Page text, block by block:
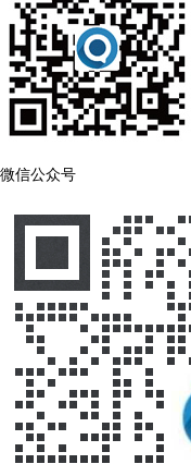
微信公众号